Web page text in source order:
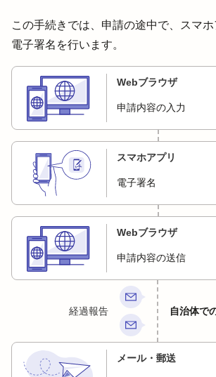
この手続きでは、申請の途中で、スマ
電子署名を行います。
Webブラウザ
申請内容の入力
スマホアプリ
電子署名
Webブラウザ
申請内容の送信
経過報告 自治体で
メール・郵送